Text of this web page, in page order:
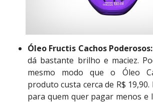
Óleo Fructis Cachos Poderosos:
dá bastante brilho e maciez.
mesmo modo que o Óleo
produto custa cerca de R$
para quem quer pagar menos e